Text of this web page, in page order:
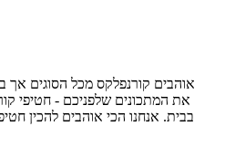
אוהבים קורנפלקס מכל הסוגים אך
את המתכונים שלפניכם - חטיפי
בבית. אנחנו הכי אוהבים להכין